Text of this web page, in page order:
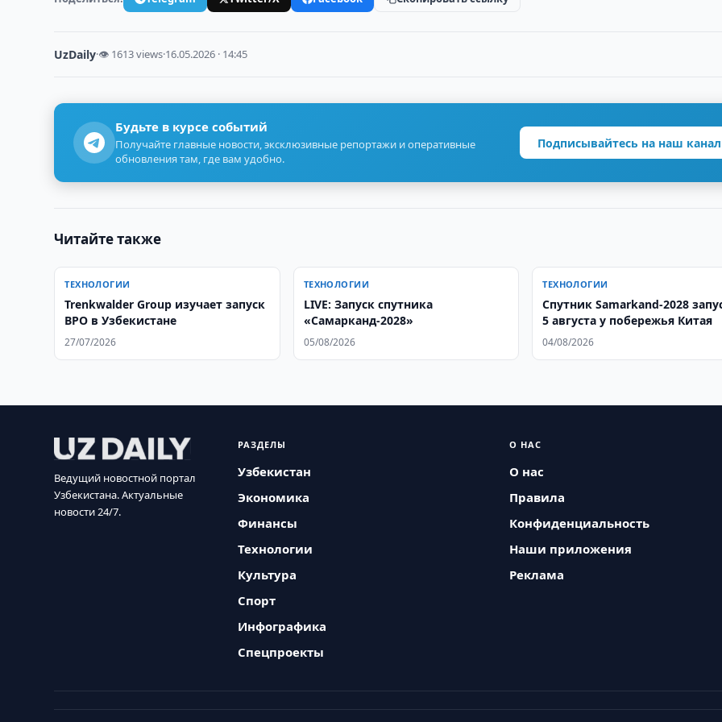
UzDaily·👁 1613 views·16.05.2026 · 14:45
Будьте в курсе событий
Получайте главные новости, эксклюзивные репортажи и оперативные
обновления там, где вам удобно.
Подписывайтесь на наш канал
Читайте также
ТЕХНОЛОГИИ
Trenkwalder Group изучает запуск
BPO в Узбекистане
27/07/2026
ТЕХНОЛОГИИ
LIVE: Запуск спутника
«Самарканд-2028»
05/08/2026
ТЕХНОЛОГИИ
Спутник Samarkand-2028
5 августа у побережья Китая
04/08/2026
Ведущий новостной портал
Узбекистана. Актуальные
новости 24/7.
РАЗДЕЛЫ
Узбекистан
Экономика
Финансы
Технологии
Культура
Спорт
Инфографика
Спецпроекты
О НАС
О нас
Правила
Конфиденциальность
Наши приложения
Реклама